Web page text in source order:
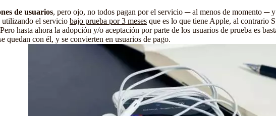
de usuarios, pero ojo, no todos pagan por el servicio ─ al menos de momento ─ y
utilizando el servicio bajo prueba por 3 meses que es lo que tiene Apple, al contrario
hasta ahora la adopción y/o aceptación por parte de los usuarios de prueba es
quedan con él, y se convierten en usuarios de pago.